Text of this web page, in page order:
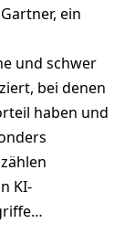
ein
und schwer
bei denen
haben und
KI-